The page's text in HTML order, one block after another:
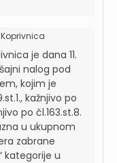
je dana 11.
nalog pod
kojim je
kažnjivo po
po čl.163.st.8.
u ukupnom
zabrane
kategorije u